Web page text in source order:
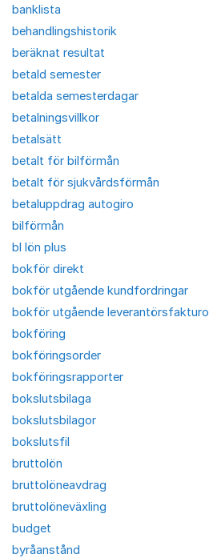
banklista
behandlingshistorik
beräknat resultat
betald semester
betalda semesterdagar
betalningsvillkor
betalsätt
betalt för bilförmån
betalt för sjukvårdsförmån
betaluppdrag autogiro
bilförmån
bl lön plus
bokför direkt
bokför utgående kundfordringar
bokför utgående
bokföring
bokföringsorder
bokföringsrapporter
bokslutsbilaga
bokslutsbilagor
bokslutsfil
bruttolön
bruttolöneavdrag
bruttolöneväxling
budget
byråanstånd